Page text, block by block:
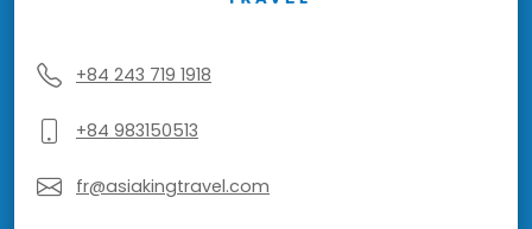
+84 243 719 1918
+84 983150513
fr@asiakingtravel.com